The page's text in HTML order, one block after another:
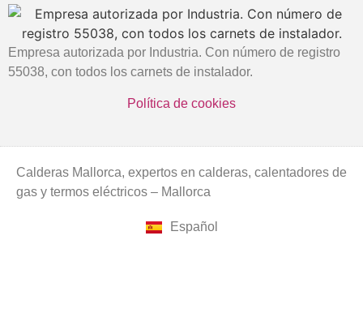
Empresa autorizada por Industria. Con número de registro
55038, con todos los carnets de instalador.
Política de cookies
Calderas Mallorca, expertos en calderas, calentadores de
gas y termos eléctricos – Mallorca
Español